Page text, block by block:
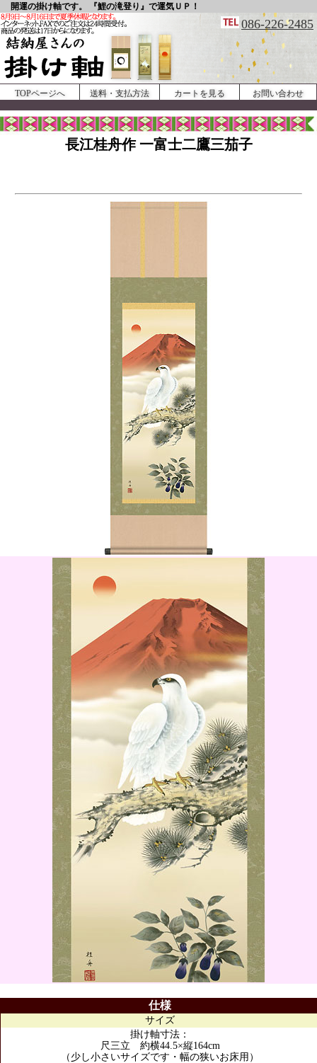
開運の掛け軸です。 『鯉の滝登り』で運気ＵＰ！
086-226-2485
TOPページへ 送料・支払方法 カートを見る お問い合わせ
長江桂舟作 一富士二鷹三茄子
仕様
サイズ
掛け軸寸法：
尺三立 約横44.5×縦164cm
（少し小さいサイズです・幅の狭いお床用）